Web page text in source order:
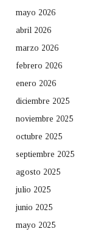
mayo 2026
abril 2026
marzo 2026
febrero 2026
enero 2026
diciembre 2025
noviembre 2025
octubre 2025
septiembre 2025
agosto 2025
julio 2025
junio 2025
mayo 2025